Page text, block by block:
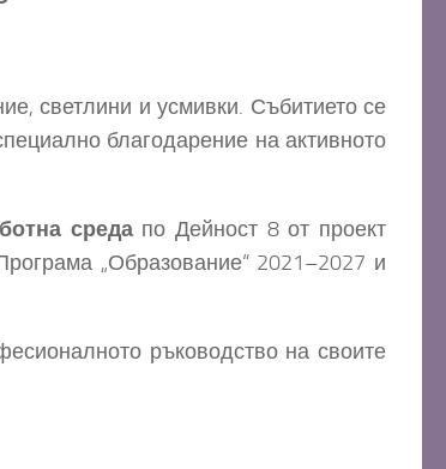
светлини и усмивки. Събитието се
благодарение на активното
средапо Дейност 8 от проект
„Образование“ 2021–2027 и
ръководство на своите